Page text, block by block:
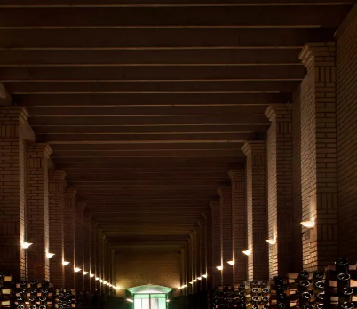
ao sossego e serenidade deste refúgio. (mediante reserva)
cada sabor é uma ode à tradição e os aromas